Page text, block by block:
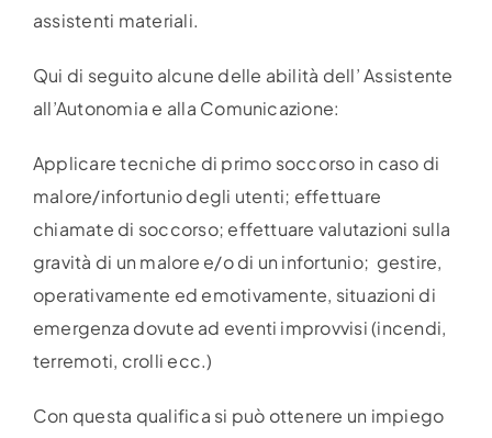
assistenti materiali.
Qui di seguito alcune delle abilità dell’ Assistente
all’Autonomia e alla Comunicazione:
Applicare tecniche di primo soccorso in caso di
malore/infortunio degli utenti; effettuare
chiamate di soccorso; effettuare valutazioni sulla
gravità di un malore e/o di un infortunio; gestire,
operativamente ed emotivamente, situazioni di
emergenza dovute ad eventi improvvisi (incendi,
terremoti, crolli ecc.)
Con questa qualifica si può ottenere un impiego